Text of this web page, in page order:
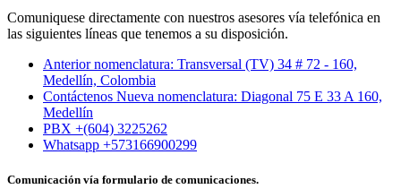
Comuniquese directamente con nuestros asesores vía telefónica en
las siguientes líneas que tenemos a su disposición.
Anterior nomenclatura: Transversal (TV) 34 # 72 - 160,
Medellín, Colombia
Contáctenos Nueva nomenclatura: Diagonal 75 E 33 A 160,
Medellín
PBX +(604) 3225262
Whatsapp +573166900299
Comunicación vía formulario de comunicaciones.